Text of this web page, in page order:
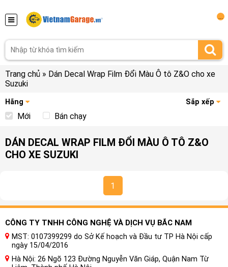
Trang chủ » Dán Decal Wrap Film Đổi Màu Ô tô Z&O cho xe
Suzuki
Hãng Sắp xếp
Mới Bán chạy
DÁN DECAL WRAP FILM ĐỔI MÀU Ô TÔ Z&O
CHO XE SUZUKI
1
CÔNG TY TNHH CÔNG NGHỆ VÀ DỊCH VỤ BẮC NAM
MST: 0107399299 do Sở Kế hoạch và Đầu tư TP Hà Nội cấp
ngày 15/04/2016
Hà Nội: 26 Ngõ 123 Đường Nguyễn Văn Giáp, Quận Nam Từ